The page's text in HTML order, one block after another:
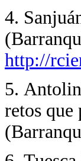
4.
http://
5.
retos